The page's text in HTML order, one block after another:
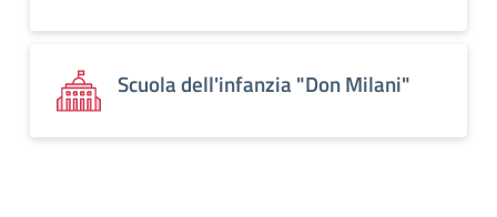
Scuola dell'infanzia "Don Milani"